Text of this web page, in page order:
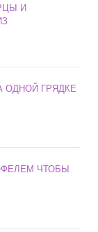
И
ГРЯДКЕ
ЧТОБЫ